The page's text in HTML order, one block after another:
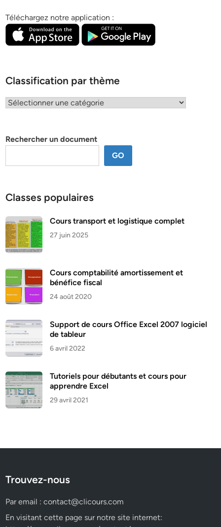
Téléchargez notre application :
Classification par thème
Classification
Rechercher un document
GO
Classes populaires
Cours transport et logistique complet
27 juin 2025
Cours comptabilité amortissement et
bénéfice fiscal
24 août 2020
Support de cours Office Excel 2007 logiciel
de tableur
6 avril 2022
Tutoriels pour débutants et cours pour
apprendre Excel
29 avril 2021
Trouvez-nous
Par email :contact@clicours.com
En visitant cette page sur notre site internet: